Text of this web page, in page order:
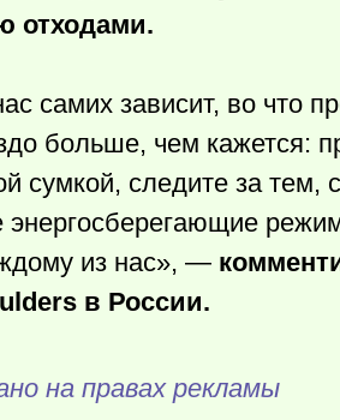
отходами.
самих зависит, во что
больше, чем кажется:
сумкой, следите за
энергосберегающие
из нас», —
в России.
на правах рекламы